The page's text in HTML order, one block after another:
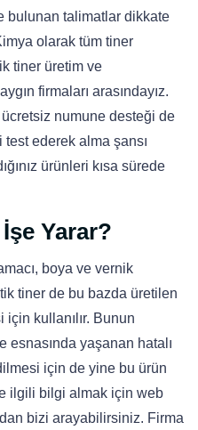
bulunan talimatlar dikkate
olarak tüm tiner
tiner üretim ve
firmaları arasındayız.
numune desteği de
ederek alma şansı
ürünleri kısa sürede
Yarar?
boya ve vernik
tiner de bu bazda üretilen
kullanılır. Bunun
esnasında yaşanan hatalı
için de yine bu ürün
ilgili bilgi almak için web
bizi arayabilirsiniz. Firma